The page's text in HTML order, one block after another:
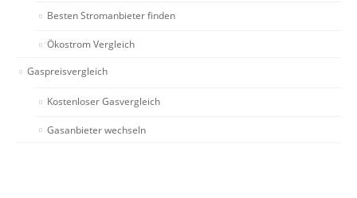
Besten Stromanbieter finden
Ökostrom Vergleich
Gaspreisvergleich
Kostenloser Gasvergleich
Gasanbieter wechseln